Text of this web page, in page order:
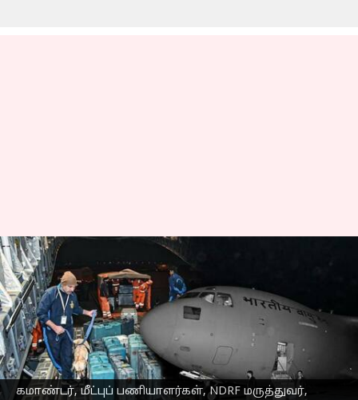
கமாண்டர், மீட்புப் பணியாளர்கள், NDRF மருத்துவர்,
துருக்கி நிலநடுக்கம்:
உதவி செய்ய இந்தியா
எடுத்த நடவடிக்கைகள்
எழுதியவர் Sindhuja SM Feb 07, 2023 04:47 pm
செய்தி முன்னோட்டம்